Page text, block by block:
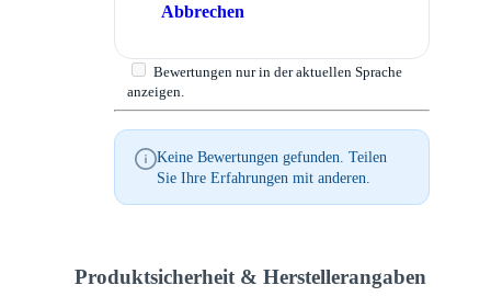
Abbrechen
Bewertungen nur in der aktuellen Sprache
anzeigen.
Keine Bewertungen gefunden. Teilen
Sie Ihre Erfahrungen mit anderen.
Produktsicherheit & Herstellerangaben